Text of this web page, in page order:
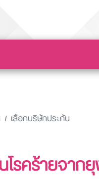
เลือกบริษัทประกัน
รคร้ายจากยุ